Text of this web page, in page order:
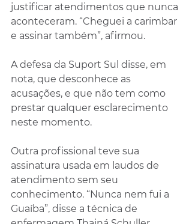
justificar atendimentos que nunca
aconteceram. “Cheguei a carimbar
e assinar também”, afirmou.
A defesa da Suport Sul disse, em
nota, que desconhece as
acusações, e que não tem como
prestar qualquer esclarecimento
neste momento.
Outra profissional teve sua
assinatura usada em laudos de
atendimento sem seu
conhecimento. “Nunca nem fui a
Guaíba”, disse a técnica de